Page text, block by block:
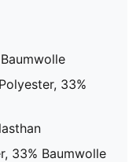
33%
33% Baumwolle